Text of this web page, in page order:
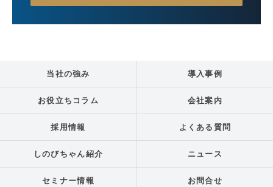
当社の強み 導入事例
お役立ちコラム 会社案内
採用情報 よくある質問
しのびちゃん紹介 ニュース
セミナー情報 お問合せ